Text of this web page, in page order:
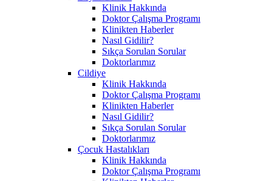
Klinik Hakkında
Doktor Çalışma Programı
Klinikten Haberler
Nasıl Gidilir?
Sıkça Sorulan Sorular
Doktorlarımız
Cildiye
Klinik Hakkında
Doktor Çalışma Programı
Klinikten Haberler
Nasıl Gidilir?
Sıkça Sorulan Sorular
Doktorlarımız
Çocuk Hastalıkları
Klinik Hakkında
Doktor Çalışma Programı